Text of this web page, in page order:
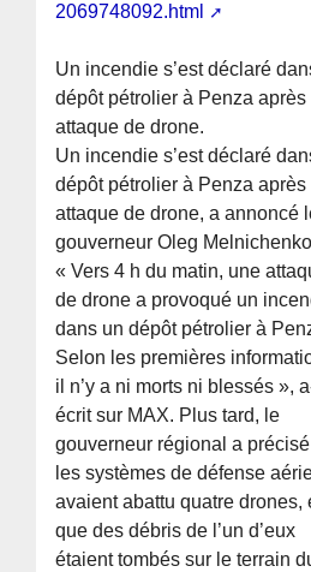
2069748092.html
Un incendie s’est déclaré
dépôt pétrolier à Penza après
attaque de drone.
Un incendie s’est déclaré
dépôt pétrolier à Penza après
attaque de drone, a annoncé
gouverneur Oleg
« Vers 4 h du matin, une
de drone a provoqué un
dans un dépôt pétrolier à
Selon les premières
il n’y a ni morts ni blessés »,
écrit sur MAX. Plus tard, le
gouverneur régional a
les systèmes de défense
avaient abattu quatre drones,
que des débris de l’un d’eux
étaient tombés sur le terrain